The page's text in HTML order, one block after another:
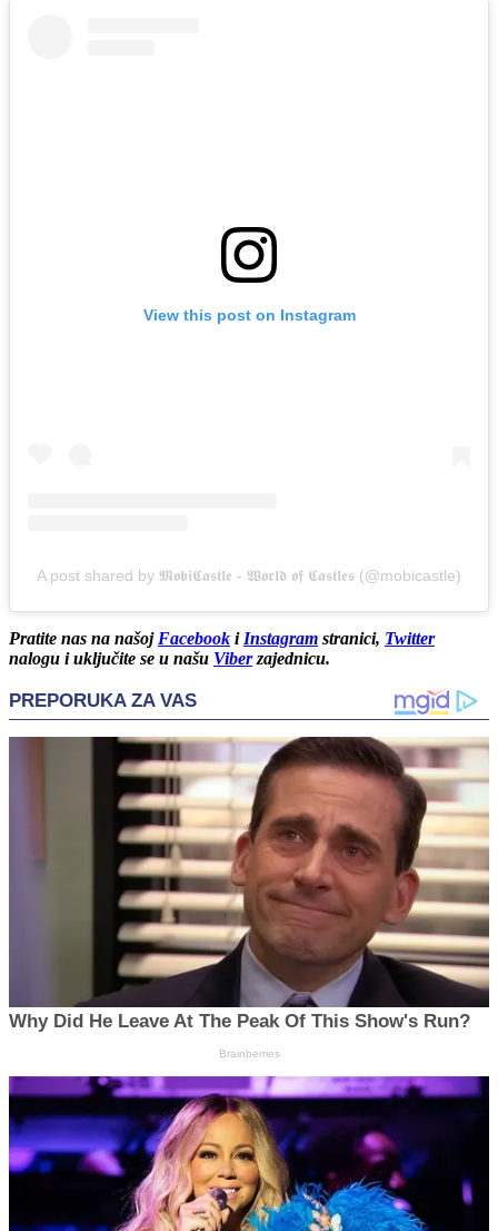
View this post on Instagram
A post shared by 𝕸𝖔𝖇𝖎𝕮𝖆𝖘𝖙𝖑𝖊 - 𝖂𝖔𝖗𝖑𝖉 𝖔𝖋 𝕮𝖆𝖘𝖙𝖑𝖊𝖘 (@mobicastle)
Pratite nas na našojFacebook iInstagram stranici, Twitter
nalogu i uključite se u našu Viberzajednicu.
PREPORUKA ZA VAS
Why Did He Leave At The Peak Of This Show's Run?
Brainberries